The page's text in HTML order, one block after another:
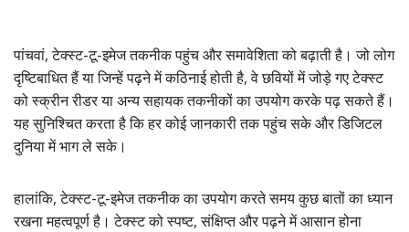
पांचवां, टेक्स्ट-टू-इमेज तकनीक पहुंच और समावेशिता को बढ़ाती है। जो लोग
दृष्टिबाधित हैं या जिन्हें पढ़ने में कठिनाई होती है, वे छवियों में जोड़े गए टेक्स्ट
को स्क्रीन रीडर या अन्य सहायक तकनीकों का उपयोग करके पढ़ सकते हैं।
यह सुनिश्चित करता है कि हर कोई जानकारी तक पहुंच सके और डिजिटल
दुनिया में भाग ले सके।
हालांकि, टेक्स्ट-टू-इमेज तकनीक का उपयोग करते समय कुछ बातों का ध्यान
रखना महत्वपूर्ण है। टेक्स्ट को स्पष्ट, संक्षिप्त और पढ़ने में आसान होना